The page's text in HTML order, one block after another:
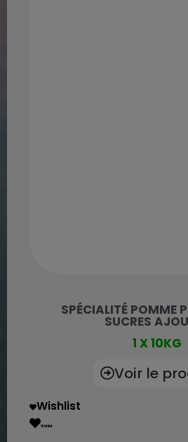
SPÉCIALITÉ POMME
SUCRES
1 X 10KG
Voir le
Wishlist
Wishlist